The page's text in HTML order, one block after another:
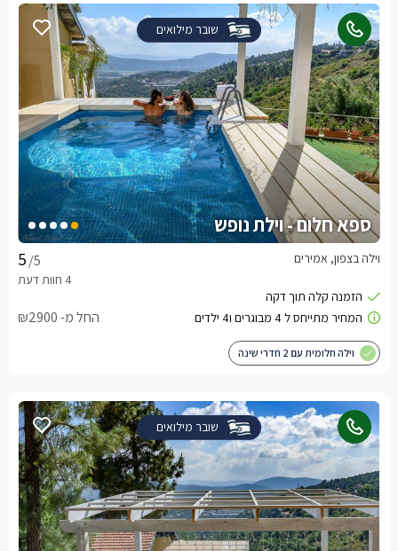
שובר מילואים
ספא חלום - וילת נופש
/5 וילה בצפון, אמירים
החל מ- ₪2900
וילה חלומית עם 2 חדרי שינה
שובר מילואים